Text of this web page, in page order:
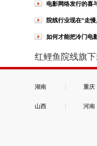
电影网络发行的喜
院线行业现在“走
如何才能把冷门电
红鲤鱼院线旗
湖南 重庆
山西 河南